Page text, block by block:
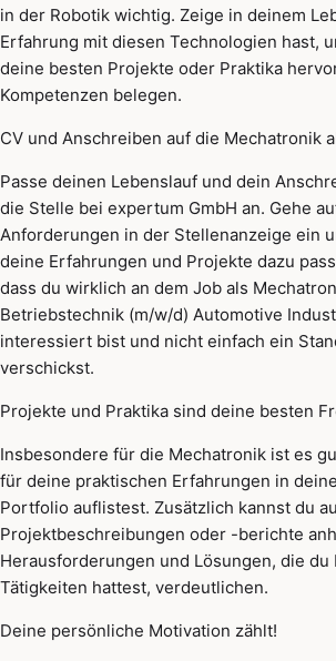
in der Robotik wichtig. Zeige in deinem
Erfahrung mit diesen Technologien hast,
deine besten Projekte oder Praktika
Kompetenzen belegen.
CV und Anschreiben auf die Mechatronik
Passe deinen Lebenslauf und dein
die Stelle bei expertum GmbH an. Gehe
Anforderungen in der Stellenanzeige ein
deine Erfahrungen und Projekte dazu
dass du wirklich an dem Job als
Betriebstechnik (m/w/d) Automotive
interessiert bist und nicht einfach ein
verschickst.
Projekte und Praktika sind deine besten
Insbesondere für die Mechatronik ist es
für deine praktischen Erfahrungen in
Portfolio auflistest. Zusätzlich kannst du
Projektbeschreibungen oder -berichte
Herausforderungen und Lösungen, die du
Tätigkeiten hattest, verdeutlichen.
Deine persönliche Motivation zählt!